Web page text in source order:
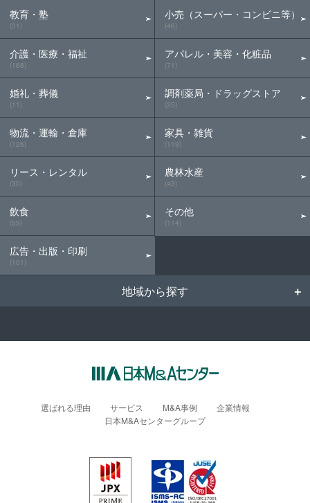
教育・塾
(31)
介護・医療・福祉
(168)
婚礼・葬儀
(11)
物流・運輸・倉庫
(126)
リース・レンタル
(30)
飲食
(55)
広告・出版・印刷
(101)
小売（スーパー・コンビニ等）
(46)
アパレル・美容・化粧品
(71)
調剤薬局・ドラッグストア
(25)
家具・雑貨
(119)
農林水産
(43)
その他
(114)
地域から探す
選ばれる理由 サービス M&A事例
企業情報
日本M&Aセンターグループ